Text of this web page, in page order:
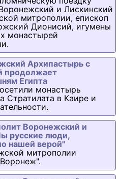
и Лискинский
митрополии, епископ
Дионисий, игумены
монастырей
Архипастырь с
продолжает
Египта
монастырь
Стратилата в Каире и
Воронежский и
русские люди,
нашей верой"
митрополии